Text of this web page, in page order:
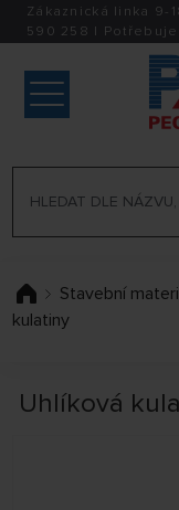
Zákaznická linka 9-
590 258 |
Stavební
kulatiny
Uhlíková